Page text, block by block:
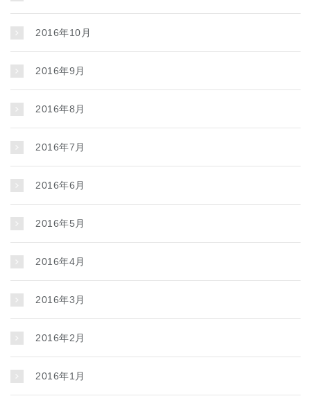
2016年10月
2016年9月
2016年8月
2016年7月
2016年6月
2016年5月
2016年4月
2016年3月
2016年2月
2016年1月